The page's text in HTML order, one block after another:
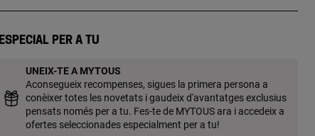
cor (acer IP rosat) de 3 mm. [Piercing
segona posada. Ús recomanat per al
nas]. Tècnica de producció: Fosa.
Especial per a tu
UNEIX-TE A MYTOUS
Aconsegueix recompenses, sigues la primera persona a
conèixer totes les novetats i gaudeix d'avantatges exclusius
pensats només per a tu. Fes-te de MYTOUS ara i accedeix a
ofertes seleccionades especialment per a tu!